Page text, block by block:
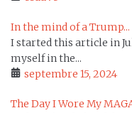
In the mind of a Trump...
I started this article in
myself in the...
septembre 15, 2024
The Day I Wore My